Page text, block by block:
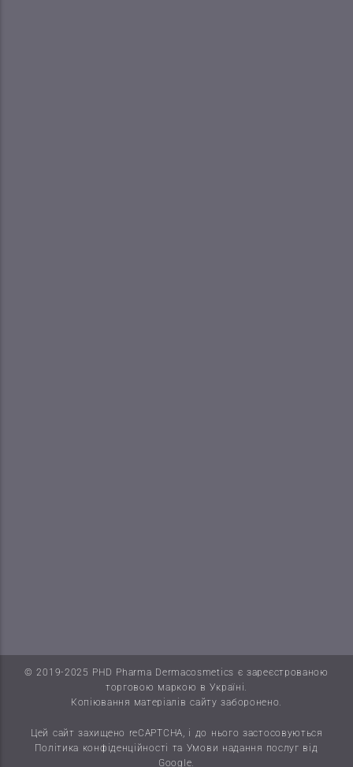
© 2019-2025 PHD Pharma Dermacosmetics є зареєстрованою
торговою маркою в Україні.
Копіювання матеріалів сайту заборонено.
Цей сайт захищено reCAPTCHA, і до нього застосовуються
Політика конфіденційності та Умови надання послуг від
Google.